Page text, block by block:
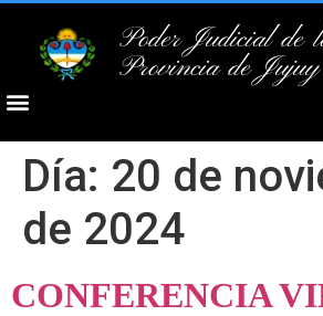
Poder Judicial de
Provincia de Jujuy
Día: 20 de
de 2024
CONFERENCIA